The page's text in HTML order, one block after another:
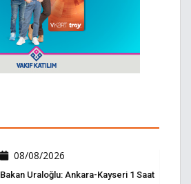
08/08/2026
Bakan Uraloğlu: Ankara-Kayseri 1 Saat